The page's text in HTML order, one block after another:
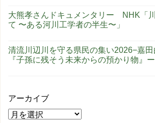
大熊孝さんドキュメンタリー NHK「
て 〜ある河川工学者の半生〜」
清流川辺川を守る県民の集い2026−嘉
『子孫に残そう未来からの預かり物』
アーカイブ